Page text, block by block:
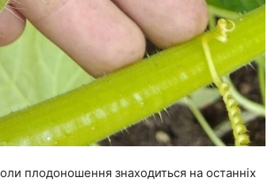
плодоношення знаходиться на останніх